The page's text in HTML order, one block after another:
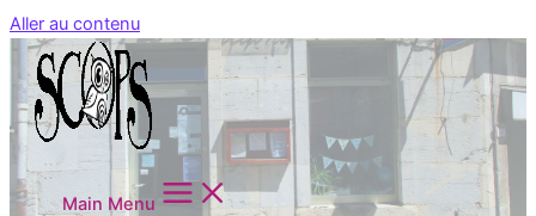
Aller au contenu
Main Menu